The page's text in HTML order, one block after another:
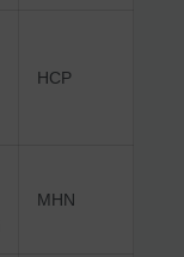
HCP
MHN